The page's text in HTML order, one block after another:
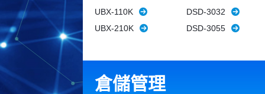
UBX-110K
UBX-210K
DSD-3032
DSD-3055
倉儲管理